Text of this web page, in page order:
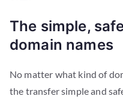
The simple,
domain names
No matter what kind of
the transfer simple and